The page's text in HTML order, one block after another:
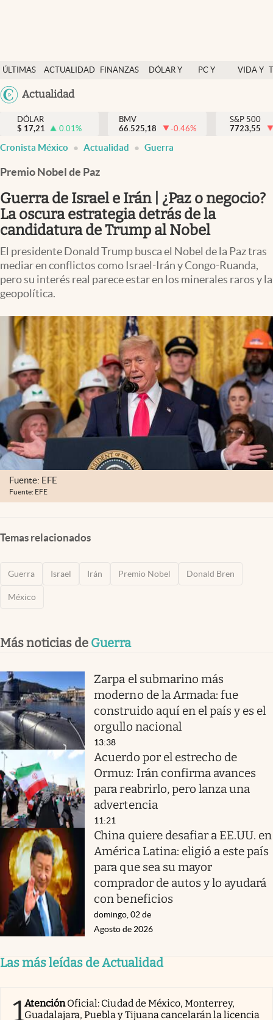
ÚLTIMAS
NOTICIAS
ACTUALIDAD
FINANZAS
DÓLAR Y
PC Y
VIDA Y
México
Actualidad
Actualidad
Finanzas y economía
Dólar y mercados
Pc y celular
Vida y estilo
Tv
Clima
Mediakit
abre en nueva pestaña
México
DÓLAR
$ 17,21 0.01%
BMV
66.525,18
-0.46%
S&P 500
7723,55
Cronista México Actualidad Guerra
Premio Nobel de Paz
Guerra de Israel e Irán | ¿Paz o negocio?
La oscura estrategia detrás de la
candidatura de Trump al Nobel
El presidente Donald Trump busca el Nobel de la Paz tras
mediar en conflictos como Israel-Irán y Congo-Ruanda,
pero su interés real parece estar en los minerales raros y la
geopolítica.
Fuente: EFE
Fuente: EFE
Temas relacionados
Guerra Israel Irán Premio Nobel Donald Bren
México
Más noticias de Guerra
Zarpa el submarino más
moderno de la Armada: fue
construido aquí en el país y es el
orgullo nacional
13:38
Acuerdo por el estrecho de
Ormuz: Irán confirma avances
para reabrirlo, pero lanza una
advertencia
11:21
China quiere desafiar a EE.UU. en
América Latina: eligió a este país
para que sea su mayor
comprador de autos y lo ayudará
con beneficios
domingo, 02 de
Agosto de 2026
Las más leídas de Actualidad
1AtenciónOficial: Ciudad de México, Monterrey,
Guadalajara, Puebla y Tijuana cancelarán la licencia